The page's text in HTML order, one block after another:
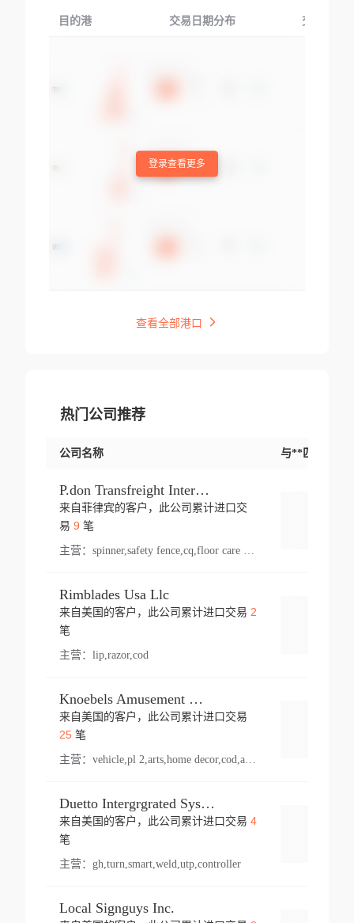
目的港 交易日期分布 交易产品
登录查看更多
查看全部港口
热门公司推荐
公司名称 与**匹配交易
P.don Transfreight International
来自菲律宾的客户，此公司累计进口交
易 9 笔
主营：
Rimblades Usa Llc
来自美国的客户，此公司累计进口交易 2
笔
主营： lip,razor,cod
Knoebels Amusement Resort
来自美国的客户，此公司累计进口交易
25笔
主营： vehicle,pl 2,arts,home decor,cod,amusement ride,sea
Duetto Intergrgrated Systems Inc.
来自美国的客户，此公司累计进口交易 4
笔
主营： gh,turn,smart,weld,utp,controller
Local Signguys Inc.